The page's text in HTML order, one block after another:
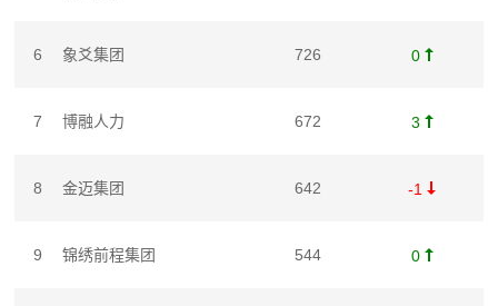
6 象爻集团 726 0
7 博融人力 672 3 
8 金迈集团 642 -1 
9 锦绣前程集团 544 0